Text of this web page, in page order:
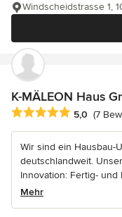
Windscheidstrasse 1,
K-MÄLEON Haus
Durchschnittliche
5,0 (7
Wir sind ein Hausbau-
deutschlandweit.
Innovation: Fertig- und
Mehr